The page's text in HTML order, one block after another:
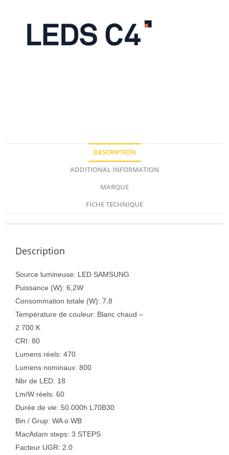
DESCRIPTION
ADDITIONAL INFORMATION
MARQUE
FICHE TECHNIQUE
Description
Source lumineuse: LED SAMSUNG
Puissance (W): 6,2W
Consommation totale (W): 7,8
Température de couleur: Blanc chaud –
2 700 K
CRI: 80
Lumens réels: 470
Lumens nominaux: 800
Nbr de LED: 18
Lm/W réels: 60
Durée de vie: 50.000h L70B30
Bin / Grup: WA o WB
MacAdam steps: 3 STEPS
Facteur UGR: 2.0